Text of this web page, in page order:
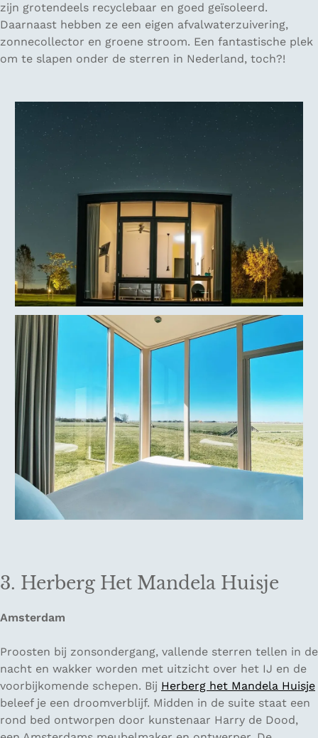
zijn grotendeels recyclebaar en goed geïsoleerd.
Daarnaast hebben ze een eigen afvalwaterzuivering,
zonnecollector en groene stroom. Een fantastische plek
om te slapen onder de sterren in Nederland, toch?!
3. Herberg Het Mandela Huisje
Amsterdam
Proosten bij zonsondergang, vallende sterren tellen in de
nacht en wakker worden met uitzicht over het IJ en de
voorbijkomende schepen. Bij Herberg het Mandela Huisje
beleef je een droomverblijf. Midden in de suite staat een
rond bed ontworpen door kunstenaar Harry de Dood,